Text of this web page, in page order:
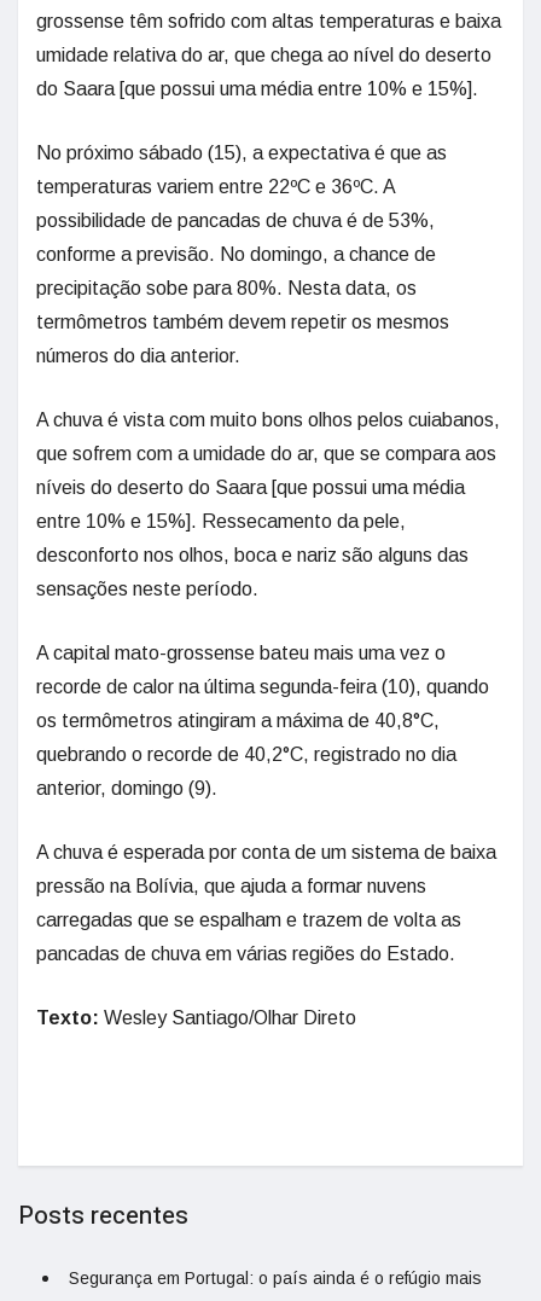
grossense têm sofrido com altas temperaturas e baixa
umidade relativa do ar, que chega ao nível do deserto
do Saara [que possui uma média entre 10% e 15%].
No próximo sábado (15), a expectativa é que as
temperaturas variem entre 22ºC e 36ºC. A
possibilidade de pancadas de chuva é de 53%,
conforme a previsão. No domingo, a chance de
precipitação sobe para 80%. Nesta data, os
termômetros também devem repetir os mesmos
números do dia anterior.
A chuva é vista com muito bons olhos pelos cuiabanos,
que sofrem com a umidade do ar, que se compara aos
níveis do deserto do Saara [que possui uma média
entre 10% e 15%]. Ressecamento da pele,
desconforto nos olhos, boca e nariz são alguns das
sensações neste período.
A capital mato-grossense bateu mais uma vez o
recorde de calor na última segunda-feira (10), quando
os termômetros atingiram a máxima de 40,8°C,
quebrando o recorde de 40,2°C, registrado no dia
anterior, domingo (9).
A chuva é esperada por conta de um sistema de baixa
pressão na Bolívia, que ajuda a formar nuvens
carregadas que se espalham e trazem de volta as
pancadas de chuva em várias regiões do Estado.
Texto: Wesley Santiago/Olhar Direto
Posts recentes
Segurança em Portugal: o país ainda é o refúgio mais